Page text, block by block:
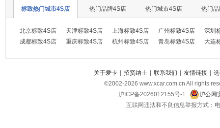
标致热门城市4S店 热门品牌4S店 热门城市4S店 热门
北京标致4S店 天津标致4S店 上海标致4S店 广州标致4S店
深圳
成都标致4S店
重庆标致4S店 杭州标致4S店 青岛标致4S店 大连
关于爱卡 | 招贤纳士 | 联系我们 | 友情链接 |
©2002-2026 www.xcar.com.cn All rights
沪ICP备2026012155号-1
沪公网
互联网违法和不良信息举报方式：